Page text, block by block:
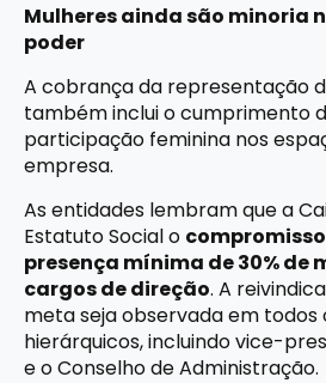
Mulheres ainda são minoria
poder
A cobrança da representação
também inclui o cumprimento
participação feminina nos
empresa.
As entidades lembram que a
Estatuto Social o
presença mínima de 30% de
cargos de direção. A
meta seja observada em todos
hierárquicos, incluindo vice-
e o Conselho de Administração.